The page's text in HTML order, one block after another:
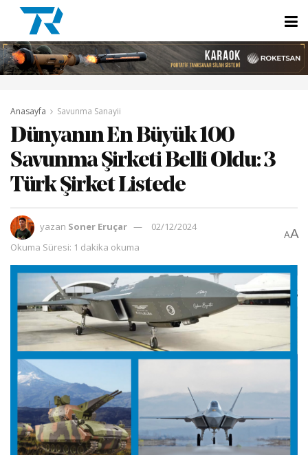
Anasayfa Savunma Sanayii
Dünyanın En Büyük 100
Savunma Şirketi Belli Oldu: 3
Türk Şirket Listede
yazan Soner Eruçar
02/12/2024
Okuma Süresi: 1 dakika okuma
AA